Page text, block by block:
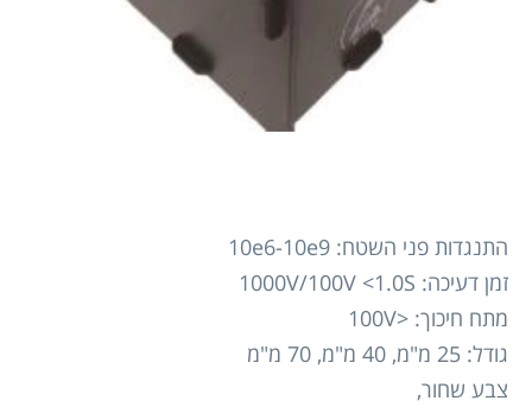
התנגדות פני השטח: 10e6-10e9
זמן דעיכה: 1000V/100V <1.0S
מתח חיכוך: <100V
גודל: 25 מ"מ, 40 מ"מ, 70 מ"מ
צבע שחור,